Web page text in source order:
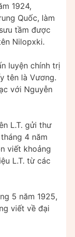
1924,
Quốc, làm
tầm được
Nilopxki.
luyện chính trị
tên là Vương.
với Nguyễn
L.T. gửi thư
4 năm
viết khoảng
L.T. từ các
5 năm 1925,
viết về đại